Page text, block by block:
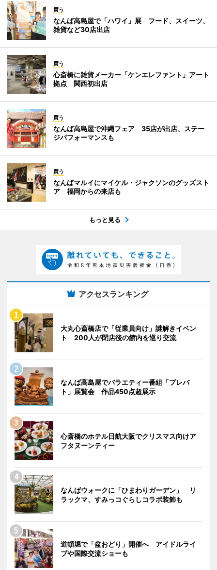
買う
なんば高島屋で「ハワイ」展 フード、スイーツ、
雑貨など30店出店
買う
心斎橋に雑貨メーカー「ケンエレファント」アート
拠点 関西初出店
買う
なんば高島屋で沖縄フェア 35店が出店、ステー
ジパフォーマンスも
買う
なんばマルイにマイケル・ジャクソンのグッズスト
ア 福岡からの来店も
もっと見る
アクセスランキング
大丸心斎橋店で「従業員向け」謎解きイベン
ト 200人が閉店後の館内を巡り交流
なんば高島屋でバラエティー番組「プレバ
ト」展覧会 作品450点超展示
心斎橋のホテル日航大阪でクリスマス向けア
フタヌーンティー
なんばウォークに「ひまわりガーデン」 リ
ラックマ、すみっコぐらしコラボ装飾も
道頓堀で「盆おどり」開催へ アイドルライ
ブや国際交流ショーも